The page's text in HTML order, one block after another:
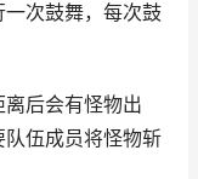
次鼓舞，每次鼓
后会有怪物出
伍成员将怪物斩